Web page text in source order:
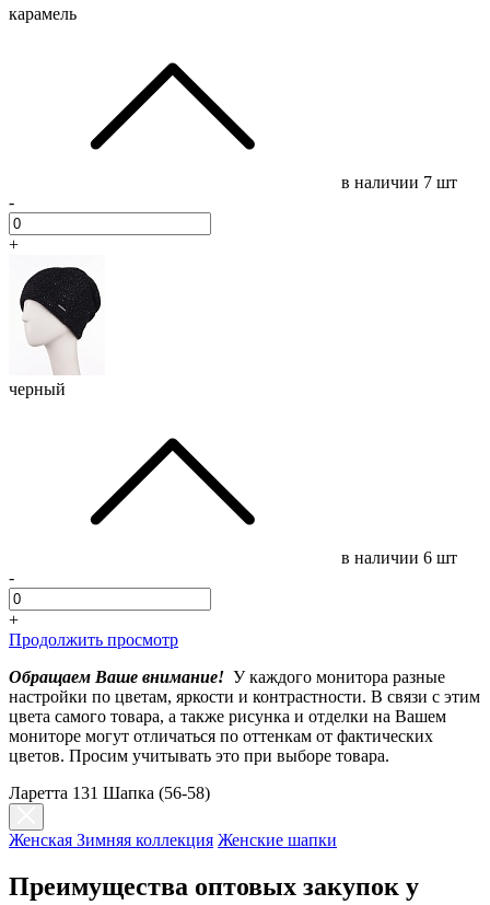
карамель
в наличии 7 шт
-
+
черный
в наличии 6 шт
-
+
Продолжить просмотр
Обращаем Ваше внимание! У каждого монитора разные
настройки по цветам, яркости и контрастности. В связи с этим
цвета самого товара, а также рисунка и отделки на Вашем
мониторе могут отличаться по оттенкам от фактических
цветов. Просим учитывать это при выборе товара.
Ларетта 131 Шапка (56-58)
Женская Зимняя коллекция Женские шапки
Преимущества оптовых закупок у